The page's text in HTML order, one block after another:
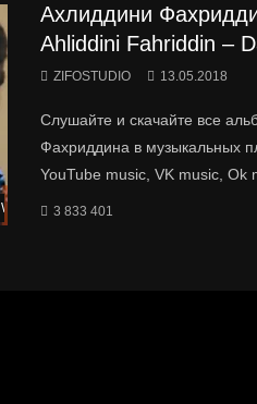
Watch Later
Ахлиддини
Ahliddini Fahriddin –
ZIFOSTUDIO 13.05.2018
Слушайте и скачайте все
Фахриддина в музыкальных
YouTube music, VK music, Ok
3 833 401